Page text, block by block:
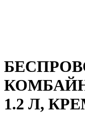
КОМБАЙН
1.2 Л,